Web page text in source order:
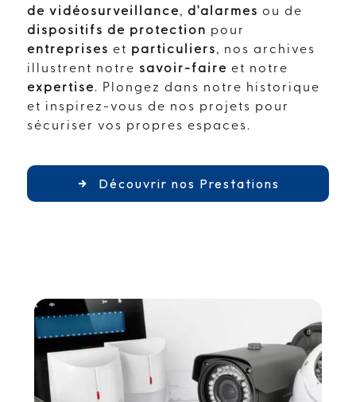
de vidéosurveillance, d'alarmes ou de
dispositifs de protection pour
entreprises et particuliers, nos archives
illustrent notre savoir-faire et notre
expertise. Plongez dans notre historique
et inspirez-vous de nos projets pour
sécuriser vos propres espaces.
Découvrir nos Prestations